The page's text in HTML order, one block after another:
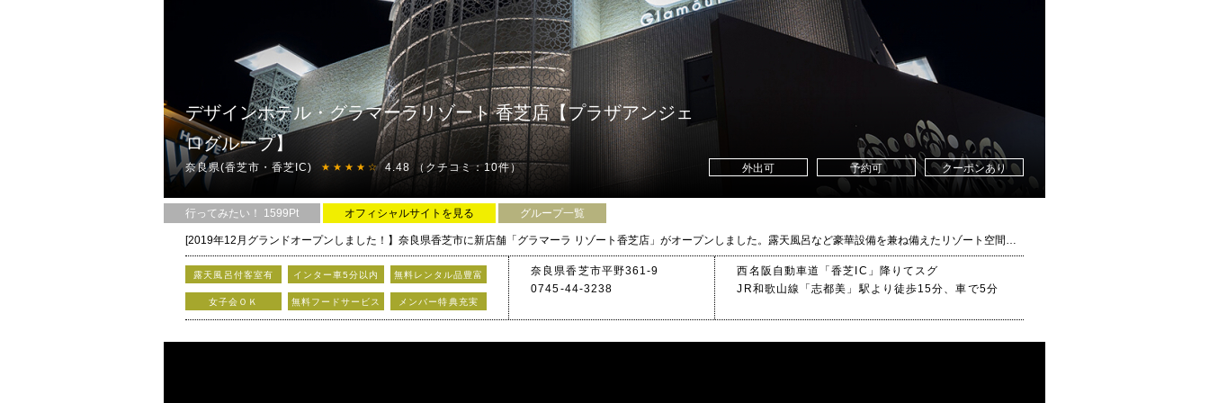
露天風呂、岩盤浴、光る浴槽、ビリヤード、ＶＲ、簡易ダーツ
室内水槽、室内ビールサーバー、天蓋ベッド、マンガルームなど。
他にも嬉しい設備が大量導入！
★お得な深夜均一料金！休憩フリータイム開始！★
【新サービスのご紹介】
豊富なフード・ドリンクメニューや100種以上のアメニティなど、サービス面も充実しております!!
持田ICからすぐ！ソシオ流通センター駅より徒歩5分★
デザインホテル・グラマーラリゾート 香芝店【プラザアンジェ
ログループ】
奈良県(香芝市・香芝IC) ★★★★☆ 4.48 （クチコミ：10件） 外出可 予約可 クーポンあり
行ってみたい！ 1599Pt オフィシャルサイトを見る グループ一覧
[2019年12月グランドオープンしました！】奈良県香芝市に新店舗「グラマーラ リゾート香芝店」がオープンしました。露天風呂など豪華設備を兼ね備えたリゾート空間をお楽しみください☆
露天風呂付客室有 インター車5分以内 無料レンタル品豊富
女子会ＯＫ 無料フードサービス メンバー特典充実
奈良県香芝市平野361-9
0745-44-3238
西名阪自動車道「香芝IC」降りてスグ
JR和歌山線「志都美」駅より徒歩15分、車で5分